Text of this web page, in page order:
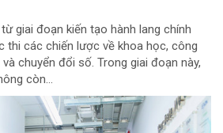
giai đoạn kiến tạo hành lang chính
thi các chiến lược về khoa học, công
chuyển đổi số. Trong giai đoạn này,
còn...